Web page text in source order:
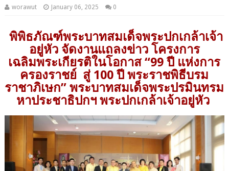
worawut January 06, 2025 0
พิพิธภัณฑ์พระบาทสมเด็จพระปกเกล้าเจ้า
อยู่หัว จัดงานแถลงข่าว โครงการ
เฉลิมพระเกียรติในโอกาส “99 ปี แห่งการ
ครองราชย์ สู่ 100 ปี พระราชพิธีบรม
ราชาภิเษก” พระบาทสมเด็จพระปรมินทรม
หาประชาธิปกฯ พระปกเกล้าเจ้าอยู่หัว